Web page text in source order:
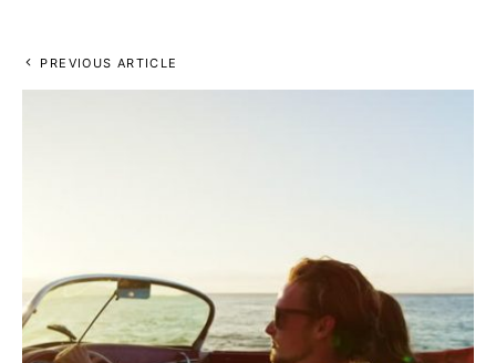
PREVIOUS ARTICLE